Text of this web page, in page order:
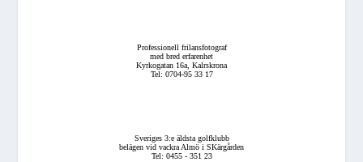
Professionell frilansfotograf
med bred erfarenhet
Kyrkogatan 16a, Kalrskrona
Tel: 0704-95 33 17
Sveriges 3:e äldsta golfklubb
belägen vid vackra Almö i SKärgården
Tel: 0455 - 351 23